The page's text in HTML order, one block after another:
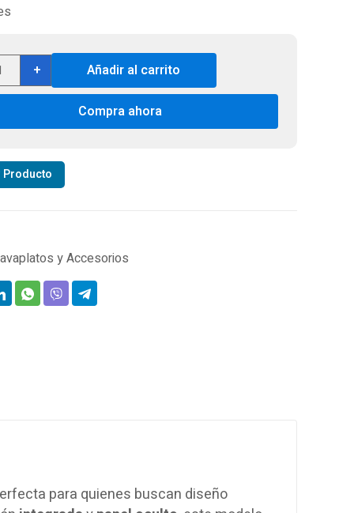
+ Añadir al carrito
Compra ahora
y Accesorios
para quienes buscan diseño